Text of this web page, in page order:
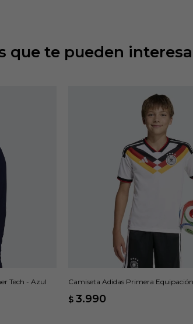
que te pueden
Tech - Azul
Camiseta Adidas Primera
$ 3.990